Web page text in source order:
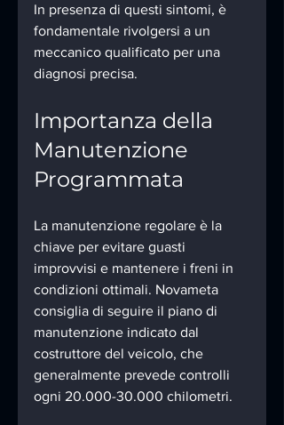
In presenza di questi sintomi, è
fondamentale rivolgersi a un
meccanico qualificato per una
diagnosi precisa.
Importanza della
Manutenzione
Programmata
La manutenzione regolare è la
chiave per evitare guasti
improvvisi e mantenere i freni in
condizioni ottimali. Novameta
consiglia di seguire il piano di
manutenzione indicato dal
costruttore del veicolo, che
generalmente prevede controlli
ogni 20.000-30.000 chilometri.